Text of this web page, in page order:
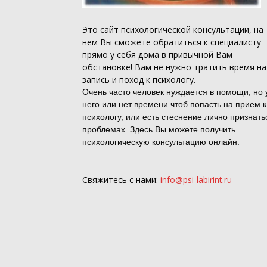
Это сайт психологической консультации, на
нем Вы сможете обратиться к специалисту
прямо у себя дома в привычной Вам
обстановке! Вам не нужно тратить время на
запись и поход к психологу.
Очень часто человек нуждается в помощи, но
него или нет времени чтоб попасть на прием к
психологу, или есть стеснение лично
проблемах. Здесь Вы можете получить
психологическую консультацию онлайн.
Свяжитесь с нами: info@psi-labirint.ru